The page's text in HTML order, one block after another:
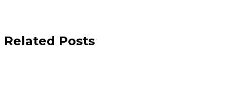
Related Posts